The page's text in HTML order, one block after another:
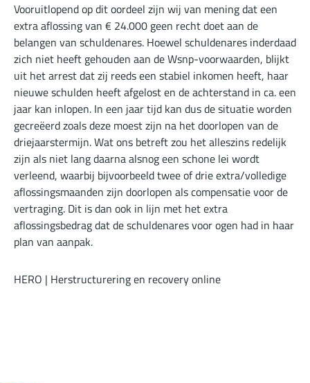
Vooruitlopend op dit oordeel zijn wij van mening dat een
extra aflossing van € 24.000 geen recht doet aan de
belangen van schuldenares. Hoewel schuldenares inderdaad
zich niet heeft gehouden aan de Wsnp-voorwaarden, blijkt
uit het arrest dat zij reeds een stabiel inkomen heeft, haar
nieuwe schulden heeft afgelost en de achterstand in ca. een
jaar kan inlopen. In een jaar tijd kan dus de situatie worden
gecreëerd zoals deze moest zijn na het doorlopen van de
driejaarstermijn. Wat ons betreft zou het alleszins redelijk
zijn als niet lang daarna alsnog een schone lei wordt
verleend, waarbij bijvoorbeeld twee of drie extra/volledige
aflossingsmaanden zijn doorlopen als compensatie voor de
vertraging. Dit is dan ook in lijn met het extra
aflossingsbedrag dat de schuldenares voor ogen had in haar
plan van aanpak.
HERO | Herstructurering en recovery online